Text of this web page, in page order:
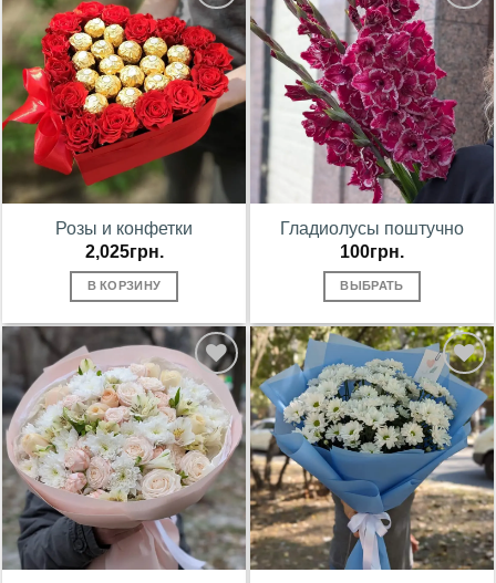
В
избранное
Розы и конфетки
2,025грн.
В КОРЗИНУ
В
избранное
Гладиолусы поштучно
100грн.
ВЫБРАТЬ
В
избранное
В
избранное